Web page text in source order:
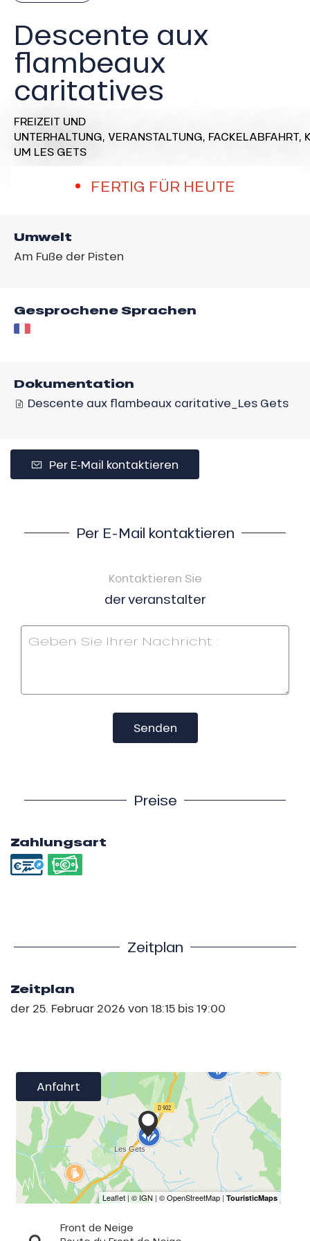
Descente aux
flambeaux
caritatives
FREIZEIT UND
UNTERHALTUNG, VERANSTALTUNG, FACKELABFAHRT,
UM LES GETS
FERTIG FÜR HEUTE
Umwelt
Am Fuße der Pisten
Gesprochene Sprachen
Dokumentation
Descente aux flambeaux caritative_Les Gets
Per E-Mail kontaktieren
Per E-Mail kontaktieren
Kontaktieren Sie
der veranstalter
Senden
Preise
Zahlungsart
Zeitplan
Zeitplan
der 25. Februar 2026 von 18:15 bis 19:00
Anfahrt
Front de Neige